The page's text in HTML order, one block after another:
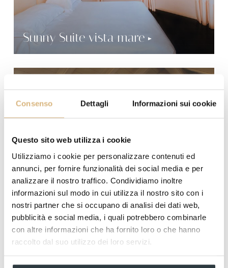
Consenso Dettagli Informazioni sui cookie
Questo sito web utilizza i cookie
Utilizziamo i cookie per personalizzare contenuti ed
annunci, per fornire funzionalità dei social media e per
analizzare il nostro traffico. Condividiamo inoltre
informazioni sul modo in cui utilizza il nostro sito con i
nostri partner che si occupano di analisi dei dati web,
pubblicità e social media, i quali potrebbero combinarle
con altre informazioni che ha fornito loro o che hanno
raccolto dal suo utilizzo dei loro servizi.
Sunny Suite vista mare